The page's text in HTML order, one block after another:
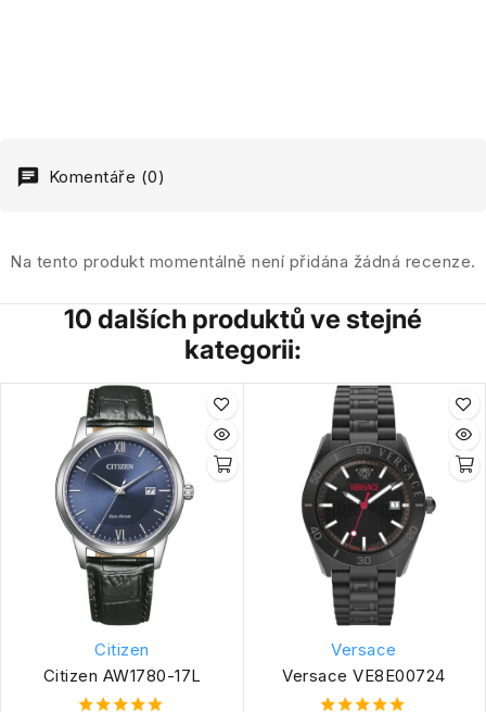
Komentáře (0)
Na tento produkt momentálně není přidána žádná recenze.
10 dalších produktů ve stejné
kategorii:
Citizen
Citizen AW1780-17L
Versace
Versace VE8E00724